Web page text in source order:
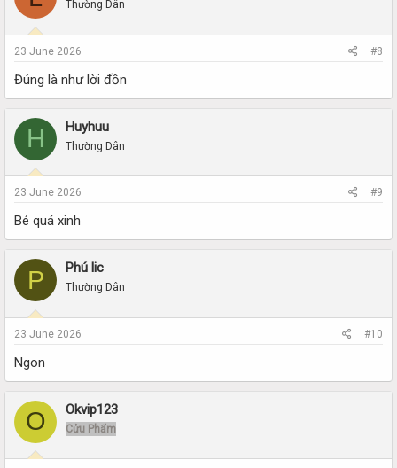
Thường Dân
23 June 2026 #8
Đúng là như lời đồn
H Huyhuu
Thường Dân
23 June 2026 #9
Bé quá xinh
P Phú lic
Thường Dân
23 June 2026 #10
Ngon
O Okvip123
Cửu Phẩm